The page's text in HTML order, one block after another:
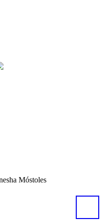
Móstoles